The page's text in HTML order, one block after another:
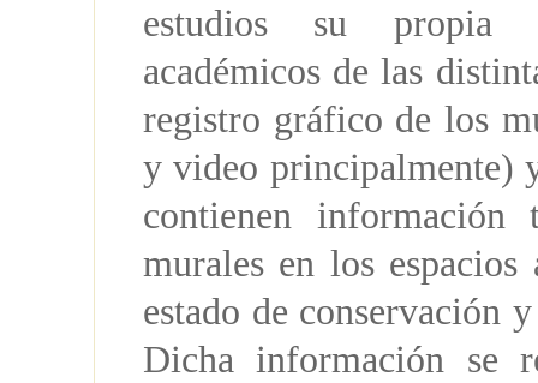
estudios su propia
académicos de las
registro gráfico de los
y video principalmente)
contienen
murales en los
estado de conservación
Dicha información se